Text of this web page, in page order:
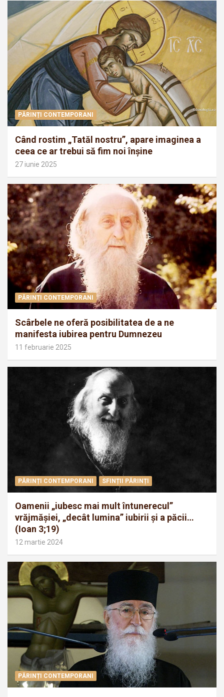
PĂRINȚI CONTEMPORANI
Când rostim „Tatăl nostru”, apare imaginea a
ceea ce ar trebui să fim noi înșine
27 iunie 2025
PĂRINȚI CONTEMPORANI
Scârbele ne oferă posibilitatea de a ne
manifesta iubirea pentru Dumnezeu
11 februarie 2025
PĂRINȚI CONTEMPORANI SFINȚII PĂRINȚI
Oamenii „iubesc mai mult întunerecul”
vrăjmăşiei, „decât lumina” iubirii şi a păcii…
(Ioan 3;19)
12 martie 2024
PĂRINȚI CONTEMPORANI